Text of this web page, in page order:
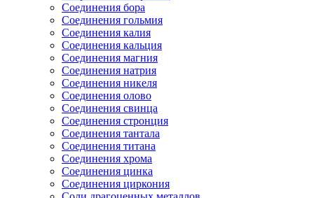
Соединения бора
Соединения гольмия
Соединения калия
Соединения кальция
Соединения магния
Соединения натрия
Соединения никеля
Соединения олово
Соединения свинца
Соединения стронция
Соединения тантала
Соединения титана
Соединения хрома
Соединения цинка
Соединения циркония